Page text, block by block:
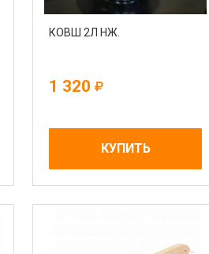
КОВШ 2Л НЖ.
1 320
КУПИТЬ